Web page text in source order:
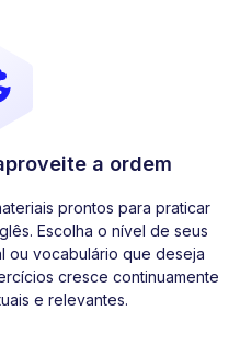
a ordem
prontos para praticar
Escolha o nível de seus
ou vocabulário que deseja
cresce continuamente
e relevantes.